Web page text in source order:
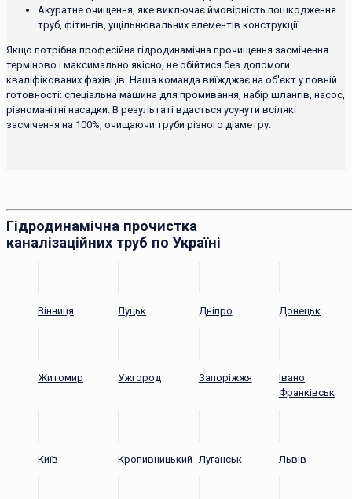
Акуратне очищення, яке виключає ймовірність пошкодження
труб, фітингів, ущільнювальних елементів конструкції.
Якщо потрібна професійна гідродинамічна прочищення засмічення
терміново і максимально якісно, ​​не обійтися без допомоги
кваліфікованих фахівців. Наша команда виїжджає на об'єкт у повній
готовності: спеціальна машина для промивання, набір шлангів, насос,
різноманітні насадки. В результаті вдасться усунути всілякі
засмічення на 100%, очищаючи труби різного діаметру.
Гідродинамічна прочистка
каналізаційних труб по Україні
Вінниця Луцьк Дніпро Донецьк
Житомир Ужгород Запоріжжя
Івано
Франківськ
Київ Кропивницький Луганськ Львів